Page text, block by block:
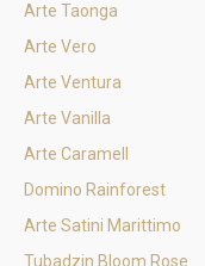
Arte Taonga
Arte Vero
Arte Ventura
Arte Vanilla
Arte Caramell
Domino Rainforest
Arte Satini Marittimo
Tubadzin Bloom Rose